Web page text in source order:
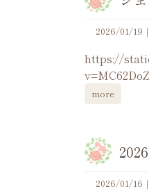
2026/01/19 ｜
https://
more
2026/01/16 ｜